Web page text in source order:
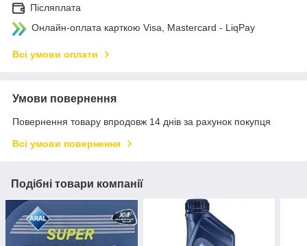
Післяплата
Онлайн-оплата карткою Visa, Mastercard - LiqPay
Всі умови оплати
Умови повернення
Повернення товару впродовж 14 днів за рахунок покупця
Всі умови повернення
Подібні товари компанії